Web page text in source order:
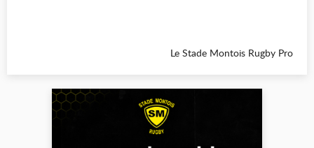
Le Stade Montois Rugby Pro